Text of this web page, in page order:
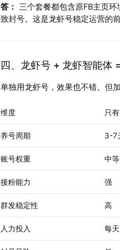
答： 三个套餐都包含原FB主页
致封号。这是龙虾号稳定运营的前
四、龙虾号 + 龙虾智能体
单独用龙虾号，效果也不错。但
维度 只
养号周期 3-7
账号权重 中等
接粉能力 强
群发稳定性 高
人力投入 每